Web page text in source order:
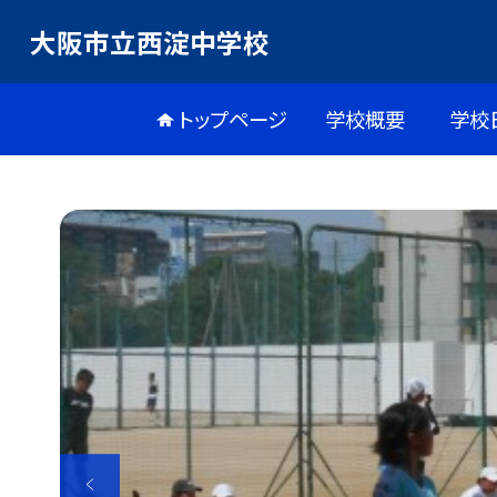
大阪市立西淀中学校
トップページ 学校概要 学校